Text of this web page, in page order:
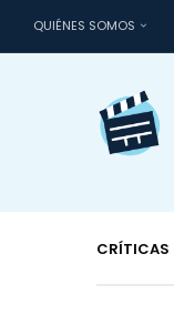
QUIÉNES SOMOS
CRÍTICAS